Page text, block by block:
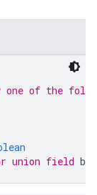
one of the
union field